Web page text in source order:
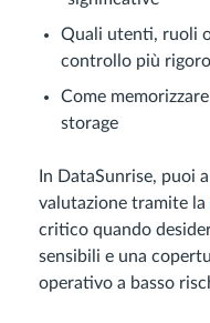
Quali utenti, ruoli
controllo più
Come
storage
In DataSunrise, puoi
valutazione tramite la
critico quando
sensibili e una
operativo a basso